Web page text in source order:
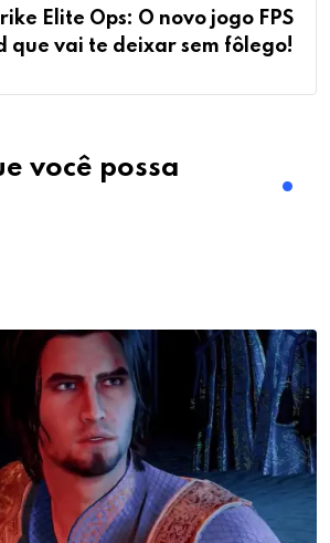
Elite Ops: O novo jogo FPS
que vai te deixar sem fôlego!
você possa